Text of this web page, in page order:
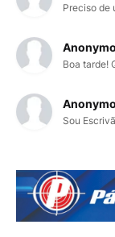
Preciso de
Boa tarde!
Sou